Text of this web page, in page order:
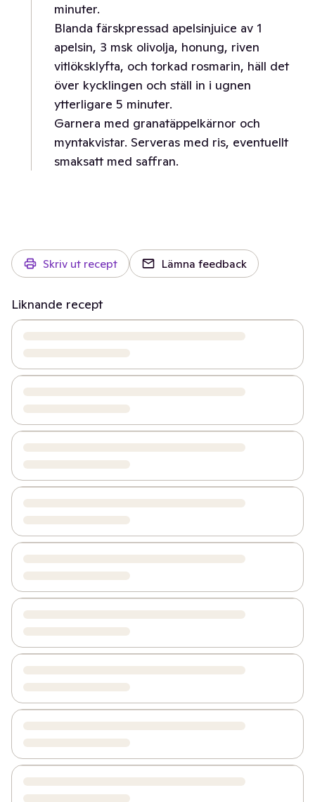
minuter.
Blanda färskpressad apelsinjuice av 1
apelsin, 3 msk olivolja, honung, riven
vitlöksklyfta, och torkad rosmarin, häll det
över kycklingen och ställ in i ugnen
ytterligare 5 minuter.
Garnera med granatäppelkärnor och
myntakvistar. Serveras med ris, eventuellt
smaksatt med saffran.
Skriv ut recept Lämna feedback
Liknande recept